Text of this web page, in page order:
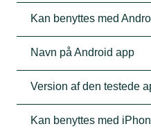
Kan benyttes med
Navn på Android app
Version af den testede
Kan benyttes med